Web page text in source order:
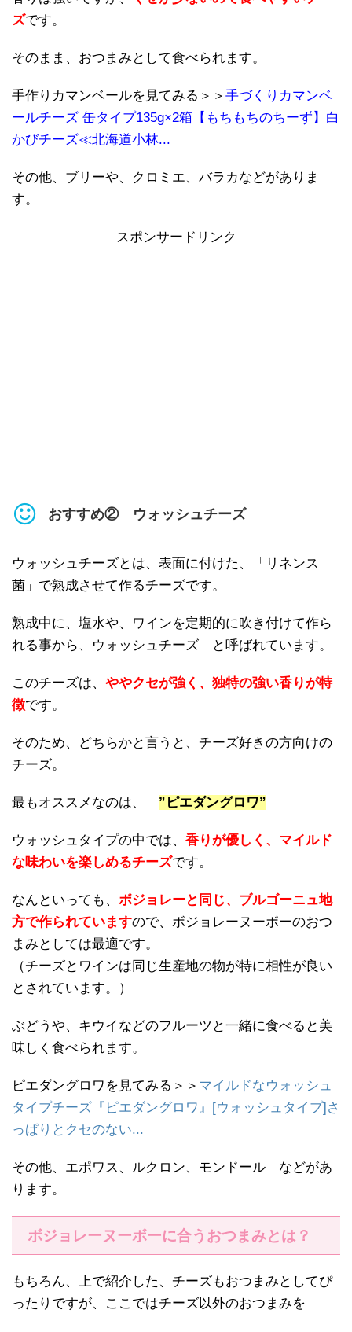
ズです。
そのまま、おつまみとして食べられます。
手作りカマンベールを見てみる＞＞ 手づくりカマンベ
ールチーズ 缶タイプ135g×2箱【もちもちのちーず】白
かびチーズ≪北海道小林...
その他、ブリーや、クロミエ、バラカなどがありま
す。
スポンサードリンク
おすすめ② ウォッシュチーズ
ウォッシュチーズとは、表面に付けた、「リネンス
菌」で熟成させて作るチーズです。
熟成中に、塩水や、ワインを定期的に吹き付けて作ら
れる事から、ウォッシュチーズ と呼ばれています。
このチーズは、 ややクセが強く、独特の強い香りが特
徴です。
そのため、どちらかと言うと、チーズ好きの方向けの
チーズ。
最もオススメなのは、 ”ピエダングロワ”
ウォッシュタイプの中では、 香りが優しく、マイルド
な味わいを楽しめるチーズです。
なんといっても、 ボジョレーと同じ、ブルゴーニュ地
方で作られていますので、ボジョレーヌーボーのおつ
まみとしては最適です。
（チーズとワインは同じ生産地の物が特に相性が良い
とされています。）
ぶどうや、キウイなどのフルーツと一緒に食べると美
味しく食べられます。
ピエダングロワを見てみる＞＞ マイルドなウォッシュ
タイプチーズ『ピエダングロワ』[ウォッシュタイプ]さ
っぱりとクセのない...
その他、エポワス、ルクロン、モンドール などがあ
ります。
ボジョレーヌーボーに合うおつまみとは？
もちろん、上で紹介した、チーズもおつまみとしてぴ
ったりですが、ここではチーズ以外のおつまみを